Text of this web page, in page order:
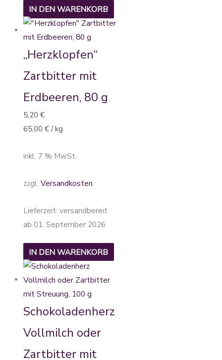
IN DEN WARENKORB
„Herzklopfen“
Zartbitter mit
Erdbeeren, 80 g
5,20 €
65,00 €/kg
inkl. 7 % MwSt.
zzgl. Versandkosten
Lieferzeit: versandbereit
ab 01. September 2026
IN DEN WARENKORB
Schokoladenherz
Vollmilch oder
Zartbitter mit